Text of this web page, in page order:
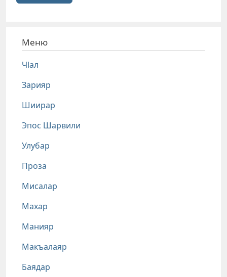
Меню
Чlал
Зарияр
Шиирар
Эпос Шарвили
Улубар
Проза
Мисалар
Махар
Манияр
Макъалаяр
Баядар